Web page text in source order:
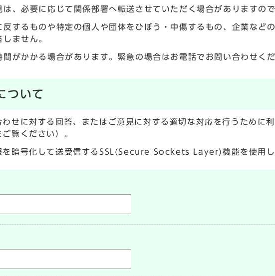
、必要に応じて関係部署へ転送させていただく場合がありますの
するものや特定の個人や団体をひぼう・中傷するもの、企業など
ません。
がかかる場合があります。緊急の場合はお電話でお問い合わせくだ
ついて
せに対する回答、またはご意見に対する適切な対応を行うために
ご覧ください）。
を暗号化して送受信するSSL(Secure Sockets Layer)機能を使用し